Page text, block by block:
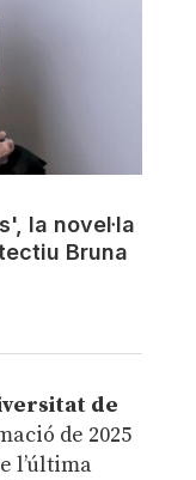
la novel·la
Bruna
de
de 2025
l’última